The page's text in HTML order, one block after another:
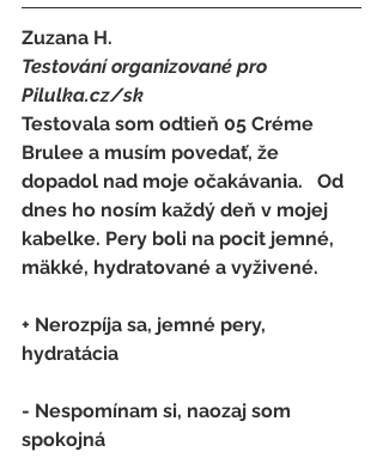
Zuzana H.
Testování organizované pro
Pilulka.cz/sk
Testovala som odtieň 05 Créme
Brulee a musím povedať, že
dopadol nad moje očakávania.   Od
dnes ho nosím každý deň v mojej
kabelke. Pery boli na pocit jemné,
mäkké, hydratované a vyživené.
+ Nerozpíja sa, jemné pery,
hydratácia
- Nespomínam si, naozaj som
spokojná